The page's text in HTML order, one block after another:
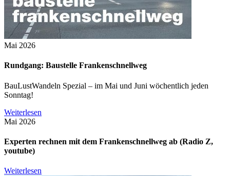
Mai 2026
Rundgang: Baustelle Frankenschnellweg
BauLustWandeln Spezial – im Mai und Juni wöchentlich jeden
Sonntag!
Weiterlesen
Mai 2026
Experten rechnen mit dem Frankenschnellweg ab (Radio Z,
youtube)
Weiterlesen